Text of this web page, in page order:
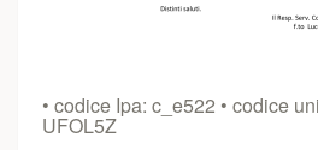
• codice Ipa: c_e522 • codice
UFOL5Z